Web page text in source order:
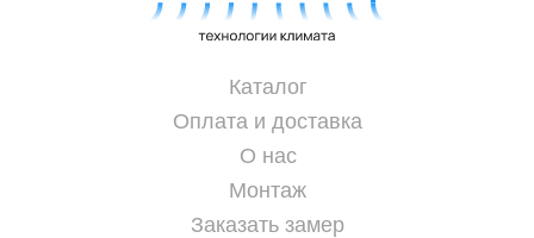
Каталог
Оплата и доставка
О нас
Монтаж
Заказать замер